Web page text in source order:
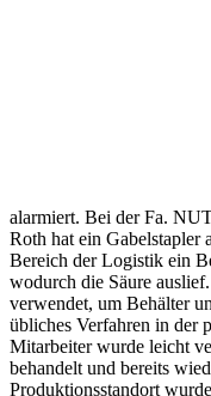
alarmiert. Bei der Fa.
Roth hat ein Gabelstapler
Bereich der Logistik ein
wodurch die Säure
verwendet, um Behälter
übliches Verfahren in der
Mitarbeiter wurde leicht
behandelt und bereits
Produktionsstandort